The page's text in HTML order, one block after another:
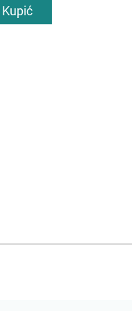
Kupić